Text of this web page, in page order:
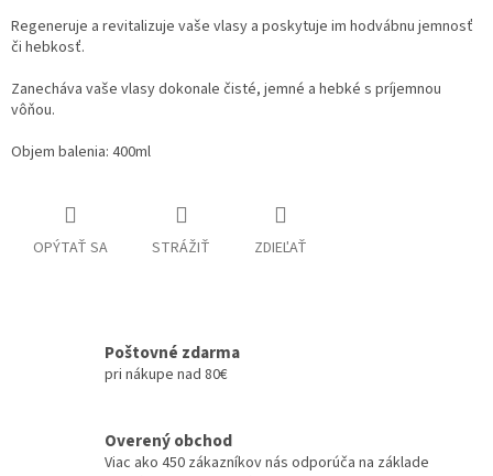
Regeneruje a revitalizuje vaše vlasy a poskytuje im hodvábnu jemnosť
či hebkosť.
Zanecháva vaše vlasy dokonale čisté, jemné a hebké s príjemnou
vôňou.
Objem balenia: 400ml
OPÝTAŤ SA STRÁŽIŤ ZDIEĽAŤ
Poštovné zdarma
pri nákupe nad 80€
Overený obchod
Viac ako 450 zákazníkov nás odporúča na základe